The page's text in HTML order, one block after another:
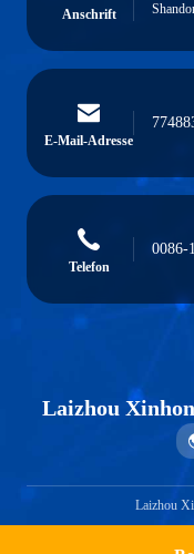
Anschrift
E-Mail-Adresse
Telefon
0086-
Laizhou
Laizhou